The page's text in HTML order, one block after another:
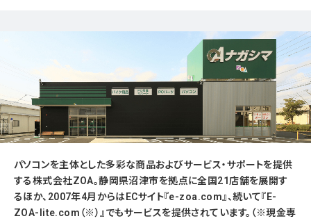
パソコンを主体とした多彩な商品およびサービス・サポートを提供
する株式会社ZOA。静岡県沼津市を拠点に全国21店舗を展開す
るほか、2007年4月からはECサイト『e-zoa.com』、続いて『E-
ZOA-lite.com（※）』でもサービスを提供されています。（※現金専